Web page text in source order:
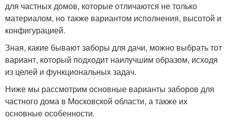
для частных домов, которые отличаются не только
материалом, но также вариантом исполнения, высотой и
конфигурацией.
Зная, какие бывают заборы для дачи, можно выбрать тот
вариант, который подходит наилучшим образом, исходя
из целей и функциональных задач.
Ниже мы рассмотрим основные варианты заборов для
частного дома в Московской области, а также их
основные особенности.